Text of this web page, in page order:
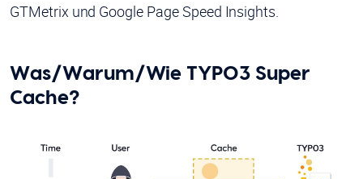
GTMetrix und Google Page Speed Insights.
Was/Warum/Wie TYPO3 Super
Cache?